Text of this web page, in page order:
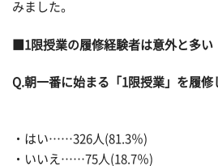
みました。
■1限授業の履修経験者は意外と多い
Q.朝一番に始まる「1限授業」を履修
・はい……326人(81.3％)
・いいえ……75人(18.7％)